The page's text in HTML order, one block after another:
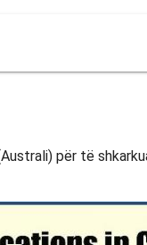
për të